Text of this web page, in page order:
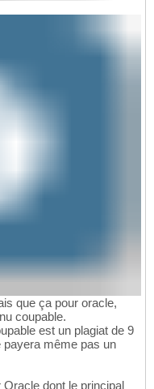
que ça pour oracle,
coupable.
est un plagiat de 9
payera même pas un
dont le principal